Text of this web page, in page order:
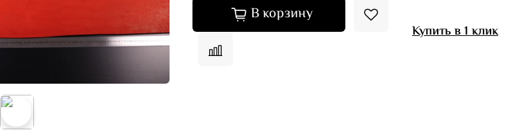
В корзину
Купить в 1 клик